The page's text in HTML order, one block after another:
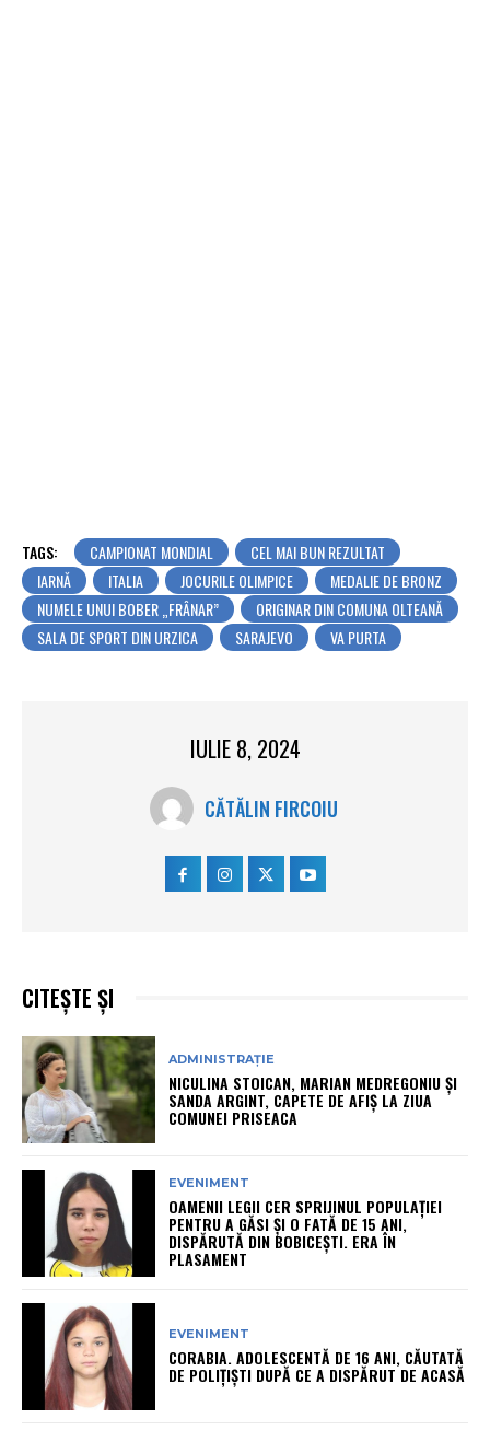
TAGS: CAMPIONAT MONDIAL
CEL MAI BUN REZULTAT
IARNĂ
ITALIA JOCURILE OLIMPICE
MEDALIE DE BRONZ
NUMELE UNUI BOBER „FRÂNAR”
ORIGINAR DIN COMUNA OLTEANĂ
SALA DE SPORT DIN URZICA
SARAJEVO VA PURTA
IULIE 8, 2024
CĂTĂLIN FIRCOIU
CITEȘTE ȘI
ADMINISTRAȚIE
NICULINA STOICAN, MARIAN MEDREGONIU ȘI
SANDA ARGINT, CAPETE DE AFIȘ LA ZIUA
COMUNEI PRISEACA
EVENIMENT
OAMENII LEGII CER SPRIJINUL POPULAȚIEI
PENTRU A GĂSI ȘI O FATĂ DE 15 ANI,
DISPĂRUTĂ DIN BOBICEȘTI. ERA ÎN
PLASAMENT
EVENIMENT
CORABIA. ADOLESCENTĂ DE 16 ANI, CĂUTATĂ
DE POLIȚIȘTI DUPĂ CE A DISPĂRUT DE ACASĂ